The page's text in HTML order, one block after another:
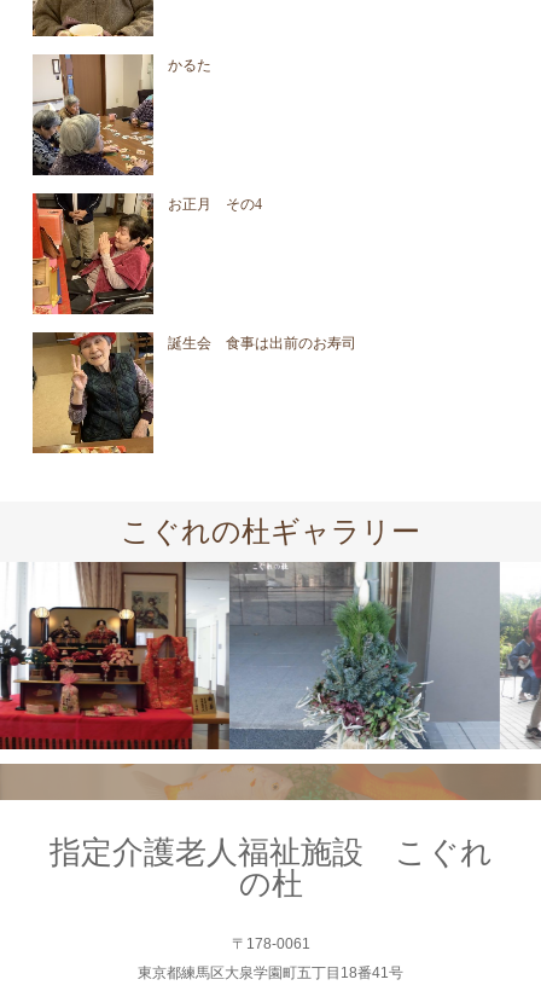
かるた
お正月 その4
誕生会 食事は出前のお寿司
こぐれの杜ギャラリー
指定介護老人福祉施設 こぐれ
の杜
〒178-0061
東京都練馬区大泉学園町五丁目18番41号